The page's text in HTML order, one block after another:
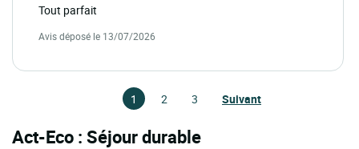
Tout parfait
Avis déposé le 13/07/2026
1 2 3 Suivant
Act-Eco : Séjour durable